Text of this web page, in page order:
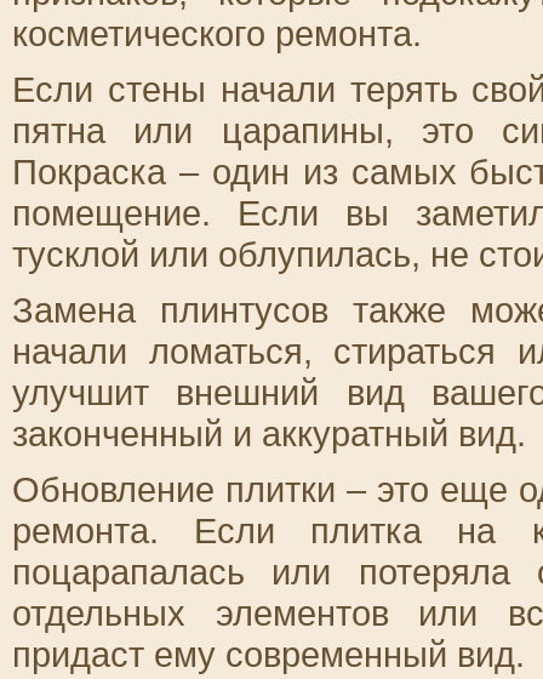
косметического ремонта.
Если стены начали терять
пятна или царапины, это
Покраска – один из самых
помещение. Если вы
тусклой или облупилась, не
Замена плинтусов также
начали ломаться, стираться
улучшит внешний вид
законченный и аккуратный вид.
Обновление плитки – это еще
ремонта. Если плитка на
поцарапалась или потеряла
отдельных элементов или
придаст ему современный вид.